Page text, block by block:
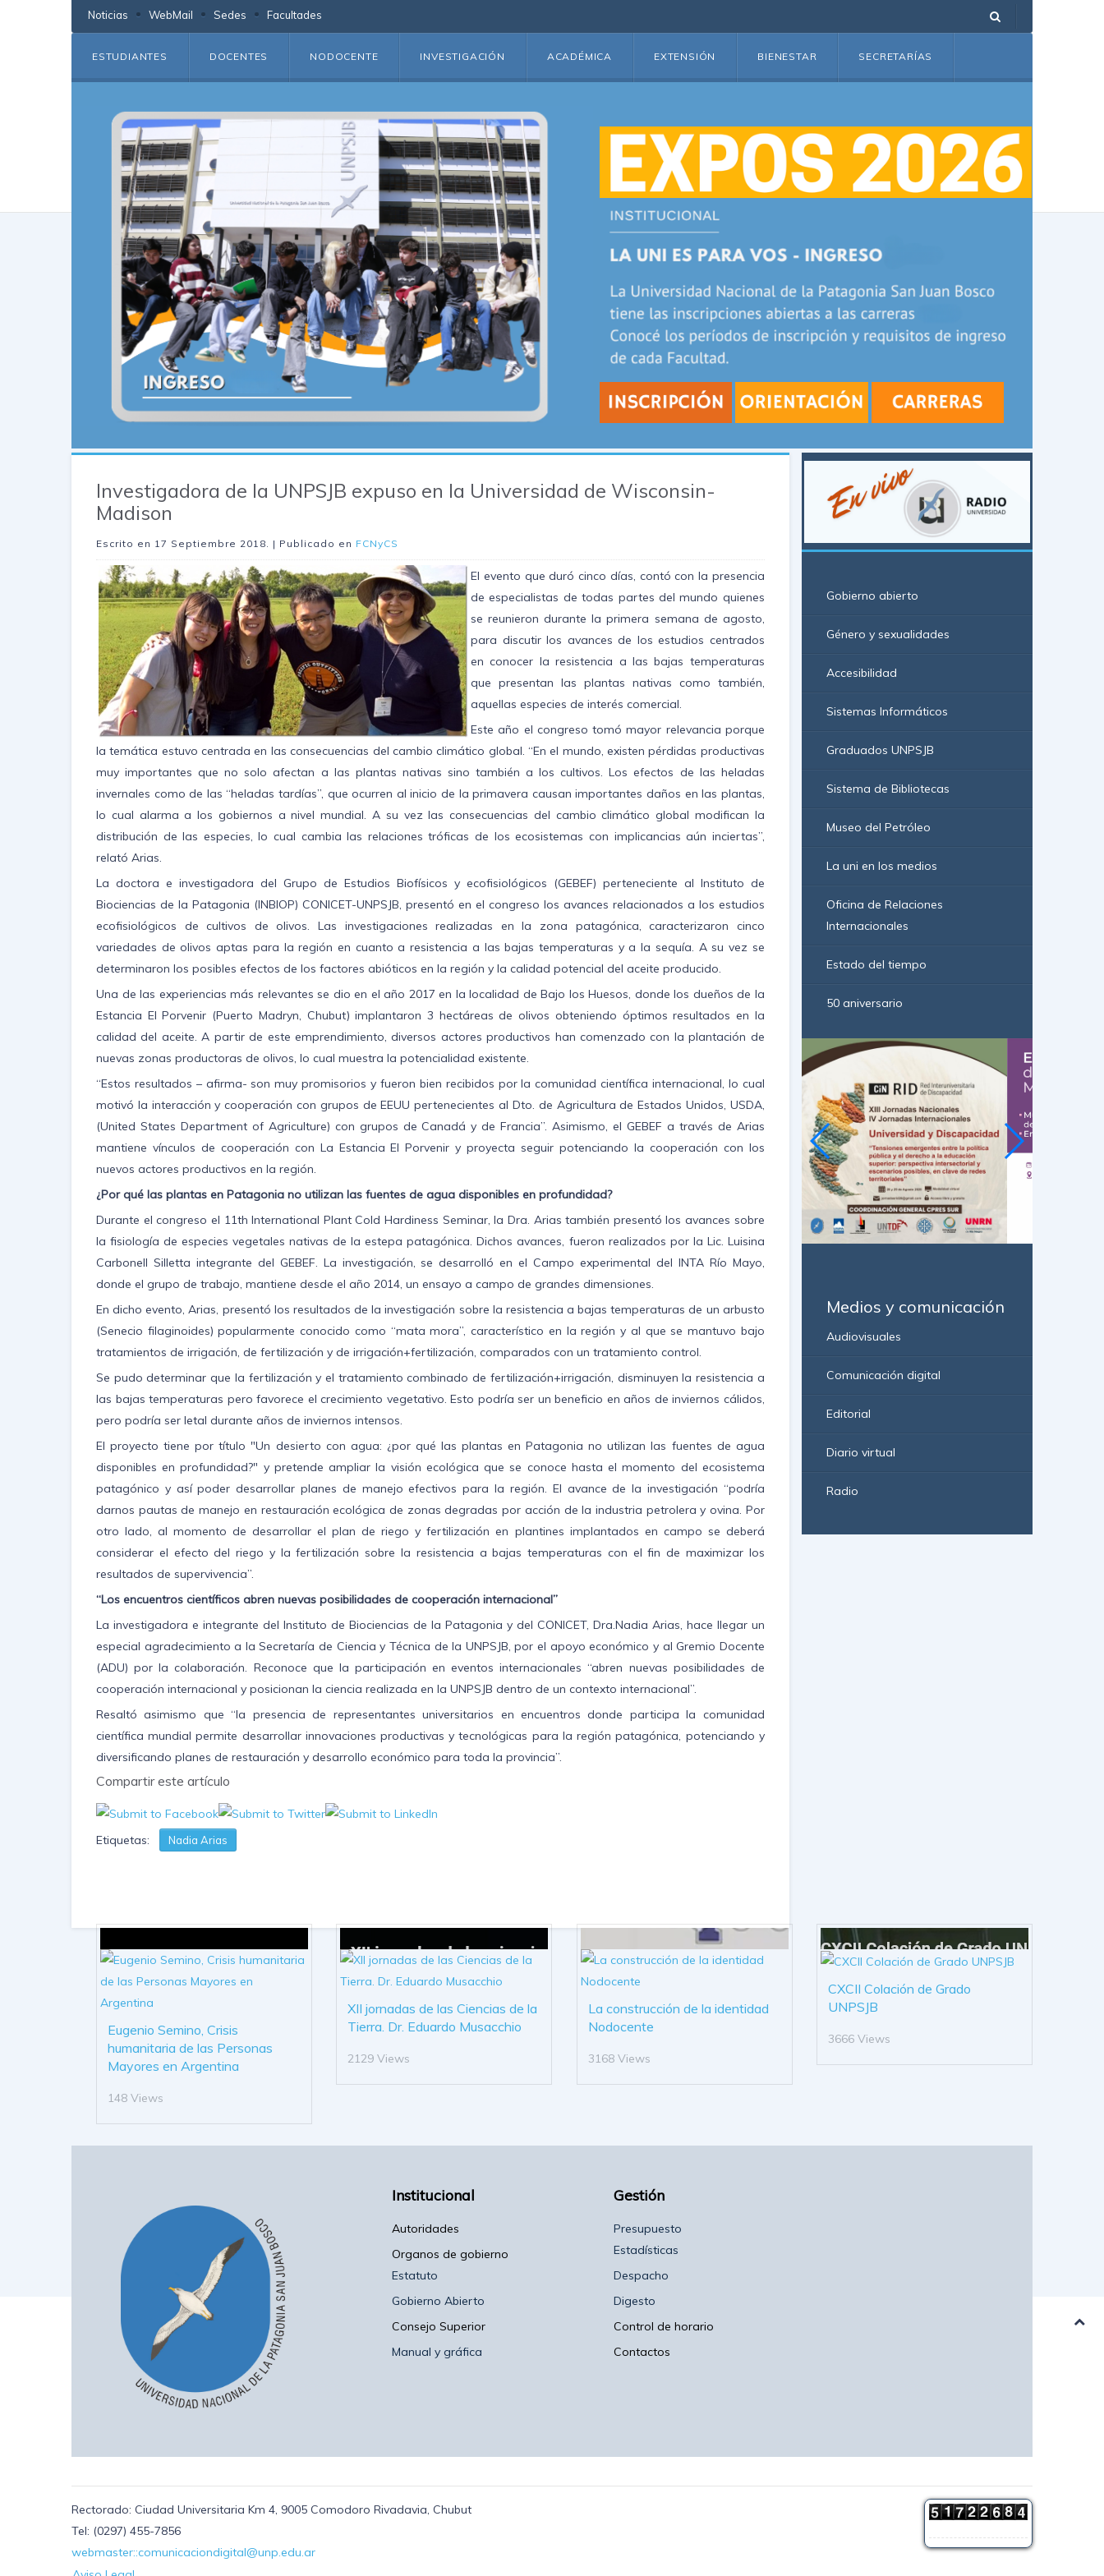
Noticias WebMail Sedes Facultades
ESTUDIANTES DOCENTES NODOCENTE INVESTIGACIÓN ACADÉMICA EXTENSIÓN BIENESTAR SECRETARÍAS
Investigadora de la UNPSJB expuso en la Universidad de Wisconsin-
Madison
Escrito en 17 Septiembre 2018. | Publicado en FCNyCS
El evento que duró cinco días, contó con la presencia
de especialistas de todas partes del mundo quienes
se reunieron durante la primera semana de agosto,
para discutir los avances de los estudios centrados
en conocer la resistencia a las bajas temperaturas
que presentan las plantas nativas como también,
aquellas especies de interés comercial.
Este año el congreso tomó mayor relevancia porque
la temática estuvo centrada en las consecuencias del cambio climático global. “En el mundo, existen pérdidas productivas
muy importantes que no solo afectan a las plantas nativas sino también a los cultivos. Los efectos de las heladas
invernales como de las “heladas tardías”, que ocurren al inicio de la primavera causan importantes daños en las plantas,
lo cual alarma a los gobiernos a nivel mundial. A su vez las consecuencias del cambio climático global modifican la
distribución de las especies, lo cual cambia las relaciones tróficas de los ecosistemas con implicancias aún inciertas”,
relató Arias.
La doctora e investigadora del Grupo de Estudios Biofísicos y ecofisiológicos (GEBEF) perteneciente al Instituto de
Biociencias de la Patagonia (INBIOP) CONICET-UNPSJB, presentó en el congreso los avances relacionados a los estudios
ecofisiológicos de cultivos de olivos. Las investigaciones realizadas en la zona patagónica, caracterizaron cinco
variedades de olivos aptas para la región en cuanto a resistencia a las bajas temperaturas y a la sequía. A su vez se
determinaron los posibles efectos de los factores abióticos en la región y la calidad potencial del aceite producido.
Una de las experiencias más relevantes se dio en el año 2017 en la localidad de Bajo los Huesos, donde los dueños de la
Estancia El Porvenir (Puerto Madryn, Chubut) implantaron 3 hectáreas de olivos obteniendo óptimos resultados en la
calidad del aceite. A partir de este emprendimiento, diversos actores productivos han comenzado con la plantación de
nuevas zonas productoras de olivos, lo cual muestra la potencialidad existente.
“Estos resultados – afirma- son muy promisorios y fueron bien recibidos por la comunidad científica internacional, lo cual
motivó la interacción y cooperación con grupos de EEUU pertenecientes al Dto. de Agricultura de Estados Unidos, USDA,
(United States Department of Agriculture) con grupos de Canadá y de Francia”. Asimismo, el GEBEF a través de Arias
mantiene vínculos de cooperación con La Estancia El Porvenir y proyecta seguir potenciando la cooperación con los
nuevos actores productivos en la región.
¿Por qué las plantas en Patagonia no utilizan las fuentes de agua disponibles en profundidad?
Durante el congreso el 11th International Plant Cold Hardiness Seminar, la Dra. Arias también presentó los avances sobre
la fisiología de especies vegetales nativas de la estepa patagónica. Dichos avances, fueron realizados por la Lic. Luisina
Carbonell Silletta integrante del GEBEF. La investigación, se desarrolló en el Campo experimental del INTA Río Mayo,
donde el grupo de trabajo, mantiene desde el año 2014, un ensayo a campo de grandes dimensiones.
En dicho evento, Arias, presentó los resultados de la investigación sobre la resistencia a bajas temperaturas de un arbusto
(Senecio filaginoides) popularmente conocido como “mata mora”, característico en la región y al que se mantuvo bajo
tratamientos de irrigación, de fertilización y de irrigación+fertilización, comparados con un tratamiento control.
Se pudo determinar que la fertilización y el tratamiento combinado de fertilización+irrigación, disminuyen la resistencia a
las bajas temperaturas pero favorece el crecimiento vegetativo. Esto podría ser un beneficio en años de inviernos cálidos,
pero podría ser letal durante años de inviernos intensos.
El proyecto tiene por título "Un desierto con agua: ¿por qué las plantas en Patagonia no utilizan las fuentes de agua
disponibles en profundidad?" y pretende ampliar la visión ecológica que se conoce hasta el momento del ecosistema
patagónico y así poder desarrollar planes de manejo efectivos para la región. El avance de la investigación “podría
darnos pautas de manejo en restauración ecológica de zonas degradas por acción de la industria petrolera y ovina. Por
otro lado, al momento de desarrollar el plan de riego y fertilización en plantines implantados en campo se deberá
considerar el efecto del riego y la fertilización sobre la resistencia a bajas temperaturas con el fin de maximizar los
resultados de supervivencia”.
“Los encuentros científicos abren nuevas posibilidades de cooperación internacional”
La investigadora e integrante del Instituto de Biociencias de la Patagonia y del CONICET, Dra.Nadia Arias, hace llegar un
especial agradecimiento a la Secretaría de Ciencia y Técnica de la UNPSJB, por el apoyo económico y al Gremio Docente
(ADU) por la colaboración. Reconoce que la participación en eventos internacionales “abren nuevas posibilidades de
cooperación internacional y posicionan la ciencia realizada en la UNPSJB dentro de un contexto internacional”.
Resaltó asimismo que “la presencia de representantes universitarios en encuentros donde participa la comunidad
científica mundial permite desarrollar innovaciones productivas y tecnológicas para la región patagónica, potenciando y
diversificando planes de restauración y desarrollo económico para toda la provincia”.
Compartir este artículo
Etiquetas: Nadia Arias
Gobierno abierto
Género y sexualidades
Accesibilidad
Sistemas Informáticos
Graduados UNPSJB
Sistema de Bibliotecas
Museo del Petróleo
La uni en los medios
Oficina de Relaciones
Internacionales
Estado del tiempo
50 aniversario
Medios y comunicación
Audiovisuales
Comunicación digital
Editorial
Diario virtual
Radio
Eugenio Semino, Crisis
humanitaria de las Personas
Mayores en Argentina
148 Views
XII jornadas de las Ciencias de la
Tierra. Dr. Eduardo Musacchio
2129 Views
La construcción de la identidad
Nodocente
3168 Views
CXCII Colación de Grado
UNPSJB
3666 Views
Institucional
Autoridades
Organos de gobierno
Estatuto
Gobierno Abierto
Consejo Superior
Manual y gráfica
Gestión
Presupuesto
Estadísticas
Despacho
Digesto
Control de horario
Contactos
Rectorado: Ciudad Universitaria Km 4, 9005 Comodoro Rivadavia, Chubut
Tel: (0297) 455-7856
webmaster::comunicaciondigital@unp.edu.ar